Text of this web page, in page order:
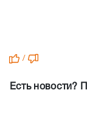
/
Есть новости?